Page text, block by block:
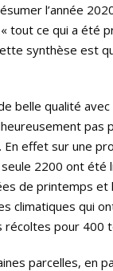
l’année
tout ce qui a été
synthèse est
belle qualité
pas
effet sur une
2200 ont été
de printemps et
climatiques qui
récoltes pour 400
parcelles, en